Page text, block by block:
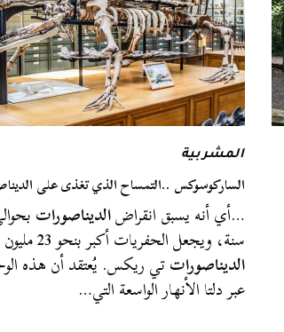
المشربية
الساركوسوكس ..التمساح الذي تغذى على
…أي أنه يسبق انقراضالديناصورات
سنة، ويجعل الحفريات أكبر بنحو 23 مليون سنة من
الديناصوراتتي ريكس. يُعتقد أن هذه
عبر دلتا الأنهار الواسعة التي…